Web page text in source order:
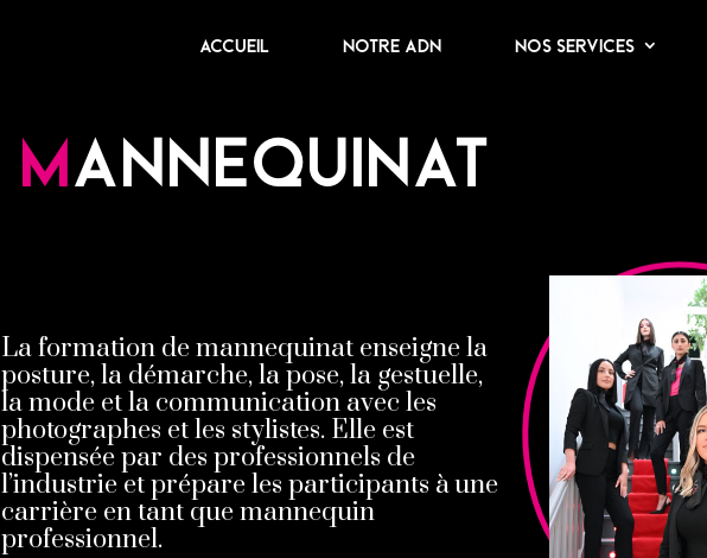
Accueil Notre ADN Nos services
mannequinat
La formation de mannequinat enseigne la
posture, la démarche, la pose, la gestuelle,
la mode et la communication avec les
photographes et les stylistes. Elle est
dispensée par des professionnels de
l’industrie et prépare les participants à une
carrière en tant que mannequin
professionnel.